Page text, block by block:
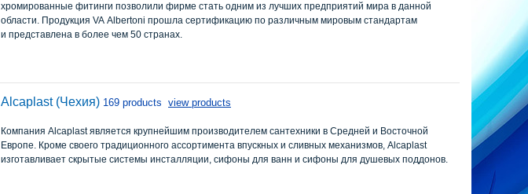
хромированные фитинги позволили фирме стать одним из лучших предприятий мира в данной
области. Продукция VA Albertoni прошла сертификацию по различным мировым стандартам
и представлена в более чем 50 странах.
Alcaplast (Чехия) 169 products view products
Компания Alcaplast является крупнейшим производителем сантехники в Средней и Восточной
Европе. Кроме своего традиционного ассортимента впускных и сливных механизмов, Alcaplast
изготавливает скрытые системы инсталляции, сифоны для ванн и сифоны для душевых поддонов.